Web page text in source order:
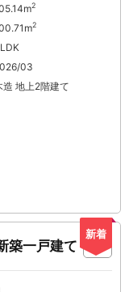
2
2
03
造 地上2階建て
新着
築一戸建て